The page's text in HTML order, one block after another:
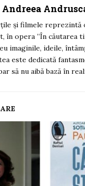
Andreea
și filmele reprezintă
în opera ”În căutarea
imaginile, ideile,
este dedicată
să nu aibă bază în